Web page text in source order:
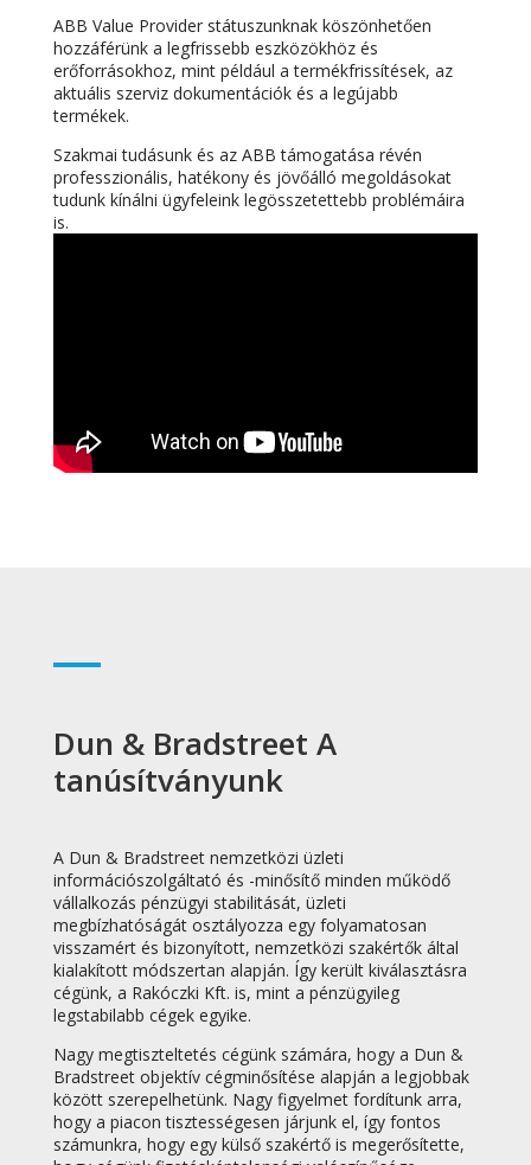
ABB Value Provider státuszunknak köszönhetően
hozzáférünk a legfrissebb eszközökhöz és
erőforrásokhoz, mint például a termékfrissítések, az
aktuális szerviz dokumentációk és a legújabb
termékek.
Szakmai tudásunk és az ABB támogatása révén
professzionális, hatékony és jövőálló megoldásokat
tudunk kínálni ügyfeleink legösszetettebb problémáira
is.
Dun & Bradstreet A
tanúsítványunk
A Dun & Bradstreet nemzetközi üzleti
információszolgáltató és -minősítő minden működő
vállalkozás pénzügyi stabilitását, üzleti
megbízhatóságát osztályozza egy folyamatosan
visszamért és bizonyított, nemzetközi szakértők által
kialakított módszertan alapján. Így került kiválasztásra
cégünk, a Rakóczki Kft. is, mint a pénzügyileg
legstabilabb cégek egyike.
Nagy megtiszteltetés cégünk számára, hogy a Dun &
Bradstreet objektív cégminősítése alapján a legjobbak
között szerepelhetünk. Nagy figyelmet fordítunk arra,
hogy a piacon tisztességesen járjunk el, így fontos
számunkra, hogy egy külső szakértő is megerősítette,